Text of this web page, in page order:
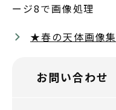
ージ8で画像処理
★春の天体画像
お問い合わせ